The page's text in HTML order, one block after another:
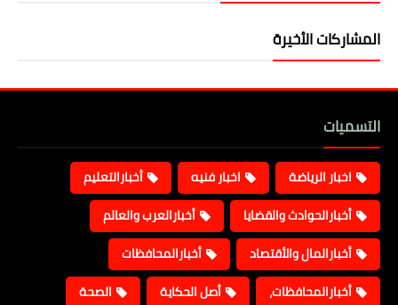
المشاركات الأخيرة
التسميات
اخبار الرياضة اخبار فنيه
أخبارالتعليم
أخبارالحوادث والقضايا
أخبارالعرب والعالم
أخبارالمال والأقتصاد
أخبارالمحافظات
أخبارالمحافظات،
أصل الحكاية
الصحة